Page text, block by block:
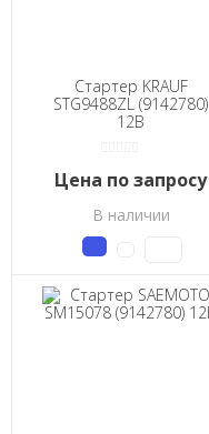
Стартер KRAUF
STG9488ZL (9142780)
12В
Цена по запросу
В наличии